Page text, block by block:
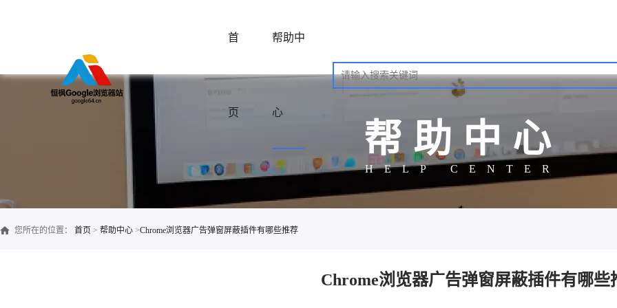
首
页
帮助中
心
帮助中心
HELP CENTER
您所在的位置： 首页 > 帮助中心 >Chrome浏览器广告弹窗屏蔽插件有哪些推荐
Chrome浏览器广告弹窗屏蔽插件有哪些